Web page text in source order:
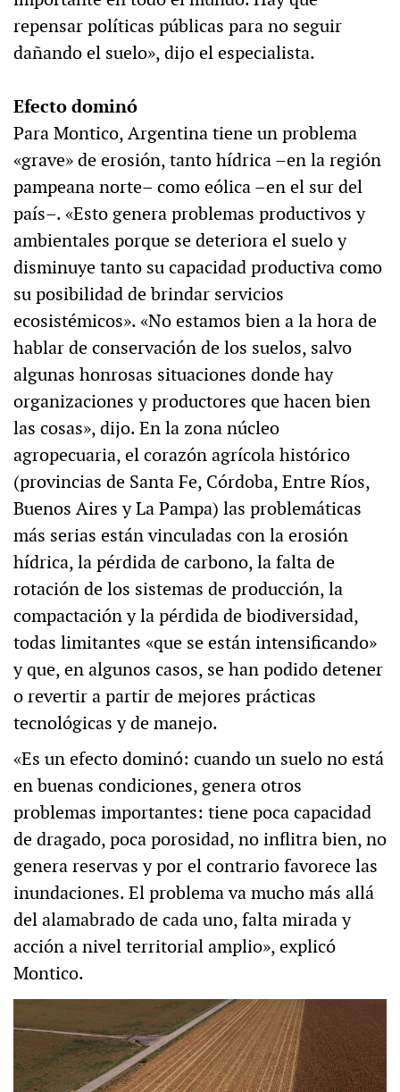
repensar políticas públicas para no seguir
dañando el suelo», dijo el especialista.
Efecto dominó
Para Montico, Argentina tiene un problema
«grave» de erosión, tanto hídrica –en la región
pampeana norte– como eólica –en el sur del
país–. «Esto genera problemas productivos y
ambientales porque se deteriora el suelo y
disminuye tanto su capacidad productiva como
su posibilidad de brindar servicios
ecosistémicos». «No estamos bien a la hora de
hablar de conservación de los suelos, salvo
algunas honrosas situaciones donde hay
organizaciones y productores que hacen bien
las cosas», dijo. En la zona núcleo
agropecuaria, el corazón agrícola histórico
(provincias de Santa Fe, Córdoba, Entre Ríos,
Buenos Aires y La Pampa) las problemáticas
más serias están vinculadas con la erosión
hídrica, la pérdida de carbono, la falta de
rotación de los sistemas de producción, la
compactación y la pérdida de biodiversidad,
todas limitantes «que se están intensificando»
y que, en algunos casos, se han podido detener
o revertir a partir de mejores prácticas
tecnológicas y de manejo.
«Es un efecto dominó: cuando un suelo no está
en buenas condiciones, genera otros
problemas importantes: tiene poca capacidad
de dragado, poca porosidad, no inflitra bien, no
genera reservas y por el contrario favorece las
inundaciones. El problema va mucho más allá
del alamabrado de cada uno, falta mirada y
acción a nivel territorial amplio», explicó
Montico.